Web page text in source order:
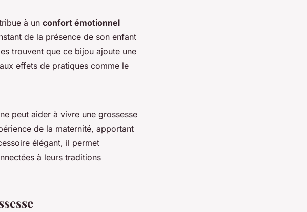
à un confort émotionnel
de la présence de son enfant
trouvent que ce bijou ajoute une
effets de pratiques comme le
peut aider à vivre une grossesse
de la maternité, apportant
élégant, il permet
à leurs traditions